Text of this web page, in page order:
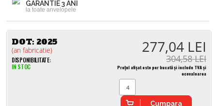
GARANTIE 3 ANI
la toate anvelopele
DOT: 2025
(an fabricatie)
DISPONIBILITATE:
IN STOC
277,04 LEI
304,58 LEI
Prețul afișat este per bucată și include TVA și
ecovaloarea
Cumpara